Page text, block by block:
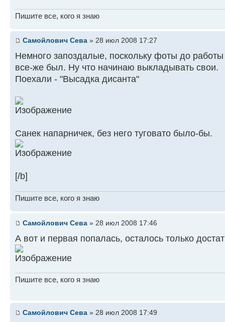
Пишите все, кого я знаю
Самойлович Сева » 28 июл 2008 17:27
Немного запоздалые, поскольку фоты до
все-же был. Ну что начинаю выкладывать свои.
Поехали - "Высадка дисанта"
Санек напарничек, без него туговато было-бы.
[/b]
Пишите все, кого я знаю
Самойлович Сева » 28 июл 2008 17:46
А вот и первая попалась, осталось только
Пишите все, кого я знаю
Самойлович Сева » 28 июл 2008 17:49